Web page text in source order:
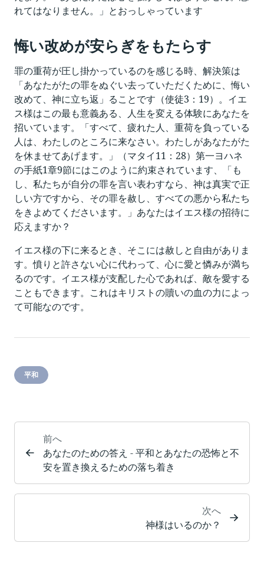
れてはなりません。」とおっしゃっています
悔い改めが安らぎをもたらす
罪の重荷が圧し掛かっているのを感じる時、解決策は
「あなたがたの罪をぬぐい去っていただくために、悔い
改めて、神に立ち返」ることです（使徒3：19）。イエ
ス様はこの最も意義ある、人生を変える体験にあなたを
招いています。「すべて、疲れた人、重荷を負っている
人は、わたしのところに来なさい。わたしがあなたがた
を休ませてあげます。」（マタイ11：28）第一ヨハネ
の手紙1章9節にはこのように約束されています、「も
し、私たちが自分の罪を言い表わすなら、神は真実で正
しい方ですから、その罪を赦し、すべての悪から私たち
をきよめてくださいます。」あなたはイエス様の招待に
応えますか？
イエス様の下に来るとき、そこには赦しと自由がありま
す。憤りと許さない心に代わって、心に愛と憐みが満ち
るのです。イエス様が支配した心であれば、敵を愛する
こともできます。これはキリストの贖いの血の力によっ
て可能なのです。
平和
前へ
あなたのための答え - 平和とあなたの恐怖と不
安を置き換えるための落ち着き
次へ
神様はいるのか？